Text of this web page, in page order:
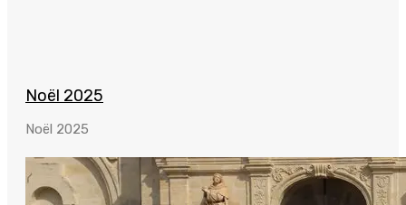
Noël 2025
Noël 2025